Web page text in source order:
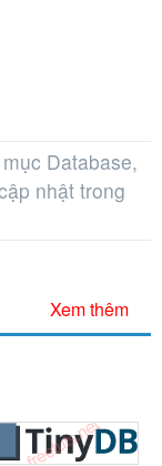
Database,
nhật trong
Xem thêm